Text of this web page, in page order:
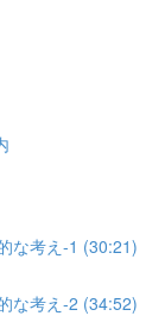
な考え-1 (30:21)
な考え-2 (34:52)